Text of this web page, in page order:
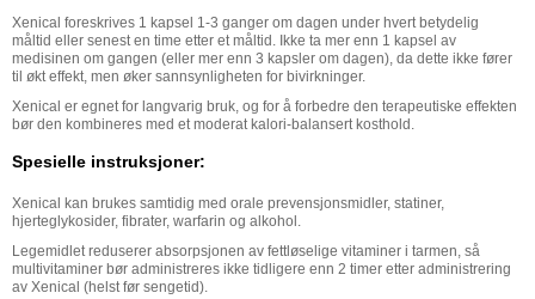
Xenical foreskrives 1 kapsel 1-3 ganger om dagen under hvert betydelig
måltid eller senest en time etter et måltid. Ikke ta mer enn 1 kapsel av
medisinen om gangen (eller mer enn 3 kapsler om dagen), da dette ikke fører
til økt effekt, men øker sannsynligheten for bivirkninger.
Xenical er egnet for langvarig bruk, og for å forbedre den terapeutiske effekten
bør den kombineres med et moderat kalori-balansert kosthold.
Spesielle instruksjoner:
Xenical kan brukes samtidig med orale prevensjonsmidler, statiner,
hjerteglykosider, fibrater, warfarin og alkohol.
Legemidlet reduserer absorpsjonen av fettløselige vitaminer i tarmen, så
multivitaminer bør administreres ikke tidligere enn 2 timer etter administrering
av Xenical (helst før sengetid).